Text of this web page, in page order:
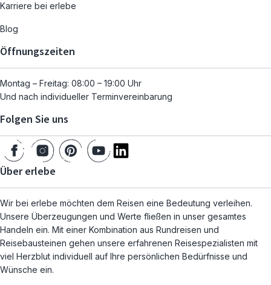
Karriere bei erlebe
Blog
Öffnungszeiten
Montag – Freitag: 08:00 – 19:00 Uhr
Und nach individueller Terminvereinbarung
Folgen Sie uns
Über erlebe
Wir bei erlebe möchten dem Reisen eine Bedeutung verleihen.
Unsere Überzeugungen und Werte fließen in unser gesamtes
Handeln ein. Mit einer Kombination aus Rundreisen und
Reisebausteinen gehen unsere erfahrenen Reisespezialisten mit
viel Herzblut individuell auf Ihre persönlichen Bedürfnisse und
Wünsche ein.